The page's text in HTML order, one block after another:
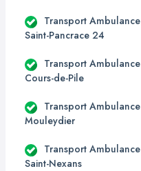
Transport Ambulance
Saint-Pancrace 24
Transport Ambulance
Cours-de-Pile
Transport Ambulance
Mouleydier
Transport Ambulance
Saint-Nexans